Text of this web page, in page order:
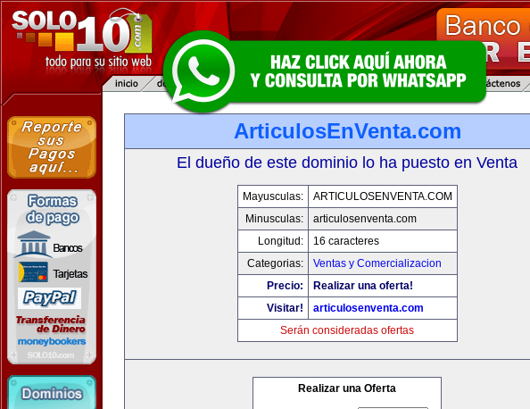
ArticulosEnVenta.com
El dueño de este dominio lo ha puesto en Venta
Mayusculas:
ARTICULOSENVENTA.COM
Minusculas:
articulosenventa.com
Longitud:
16 caracteres
Categorias:
Ventas y Comercializacion
Precio:
Realizar una oferta!
Visitar!
articulosenventa.com
Serán consideradas ofertas
Realizar una Oferta